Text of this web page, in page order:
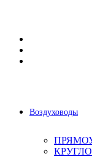
Воздуховоды